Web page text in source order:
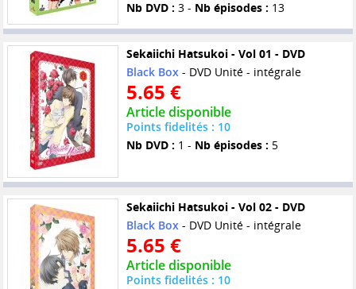
Nb DVD : 3 - Nb épisodes : 13
Sekaiichi Hatsukoi - Vol 01 - DVD
Black Box- DVD Unité - intégrale
5.65 €
Article disponible
Points fidelités : 10
Nb DVD : 1 - Nb épisodes : 5
Sekaiichi Hatsukoi - Vol 02 - DVD
Black Box- DVD Unité - intégrale
5.65 €
Article disponible
Points fidelités : 10